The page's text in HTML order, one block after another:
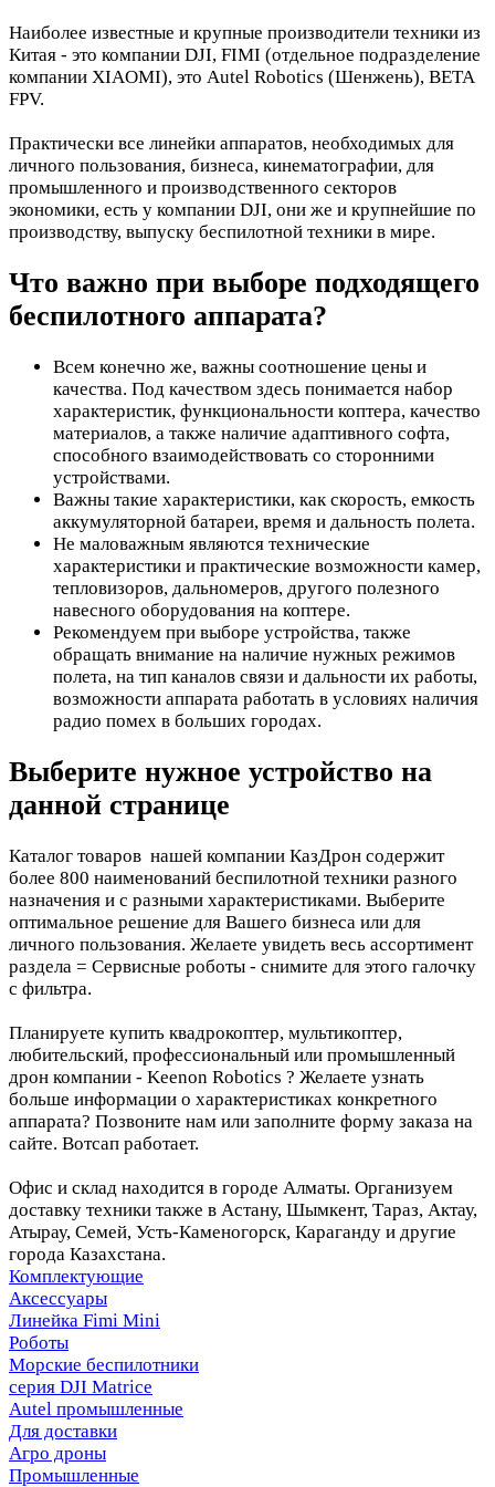
Наиболее известные и крупные производители техники из
Китая - это компании DJI, FIMI (отдельное подразделение
компании XIAOMI), это Autel Robotics (Шенжень), BETA
FPV.
Практически все линейки аппаратов, необходимых для
личного пользования, бизнеса, кинематографии, для
промышленного и производственного секторов
экономики, есть у компании DJI, они же и крупнейшие по
производству, выпуску беспилотной техники в мире.
Что важно при выборе подходящего
беспилотного аппарата?
Всем конечно же, важны соотношение цены и
качества. Под качеством здесь понимается набор
характеристик, функциональности коптера, качество
материалов, а также наличие адаптивного софта,
способного взаимодействовать со сторонними
устройствами.
Важны такие характеристики, как скорость, емкость
аккумуляторной батареи, время и дальность полета.
Не маловажным являются технические
характеристики и практические возможности камер,
тепловизоров, дальномеров, другого полезного
навесного оборудования на коптере.
Рекомендуем при выборе устройства, также
обращать внимание на наличие нужных режимов
полета, на тип каналов связи и дальности их работы,
возможности аппарата работать в условиях наличия
радио помех в больших городах.
Выберите нужное устройство на
данной странице
Каталог товаров нашей компании КазДрон содержит
более 800 наименований беспилотной техники разного
назначения и с разными характеристиками. Выберите
оптимальное решение для Вашего бизнеса или для
личного пользования. Желаете увидеть весь ассортимент
раздела = Сервисные роботы - снимите для этого галочку
с фильтра.
Планируете купить квадрокоптер, мультикоптер,
любительский, профессиональный или промышленный
дрон компании - Keenon Robotics ? Желаете узнать
больше информации о характеристиках конкретного
аппарата? Позвоните нам или заполните форму заказа на
сайте. Вотсап работает.
Офис и склад находится в городе Алматы. Организуем
доставку техники также в Астану, Шымкент, Тараз, Актау,
Атырау, Семей, Усть-Каменогорск, Караганду и другие
города Казахстана.
Комплектующие
Аксессуары
Линейка Fimi Mini
Роботы
Морские беспилотники
серия DJI Matrice
Autel промышленные
Для доставки
Агро дроны
Промышленные